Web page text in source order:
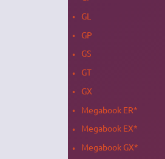
GL
GP
GS
GT
GX
Megabook ER*
Megabook EX*
Megabook GX*